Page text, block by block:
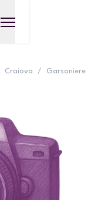
Craiova /
Garsoniere